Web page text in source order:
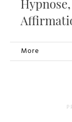
More